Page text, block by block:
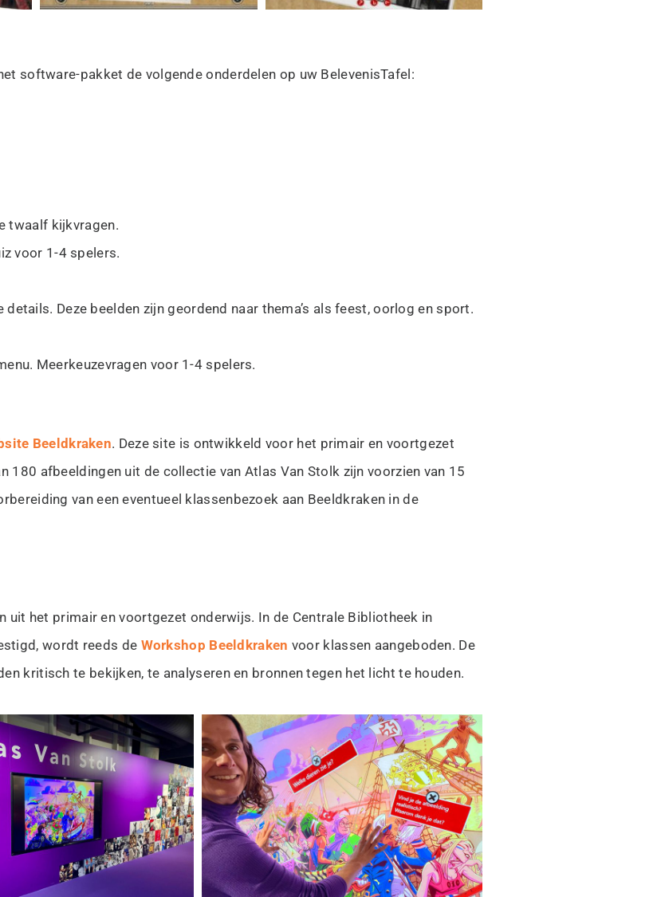
software-pakket de volgende onderdelen op uw BelevenisTafel:
twaalf kijkvragen.
voor 1-4 spelers.
Deze beelden zijn geordend naar thema’s als feest, oorlog en sport.
Meerkeuzevragen voor 1-4 spelers.
Beeldkraken. Deze site is ontwikkeld voor het primair en voortgezet
afbeeldingen uit de collectie van Atlas Van Stolk zijn voorzien van 15
van een eventueel klassenbezoek aan Beeldkraken in de
het primair en voortgezet onderwijs. In de Centrale Bibliotheek in
wordt reeds de Workshop Beeldkraken voor klassen aangeboden. De
kritisch te bekijken, te analyseren en bronnen tegen het licht te houden.